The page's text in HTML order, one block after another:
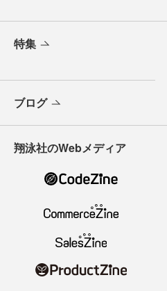
特集
ブログ
翔泳社のWebメディア